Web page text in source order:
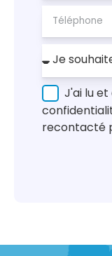
J'ai lu
recontacté